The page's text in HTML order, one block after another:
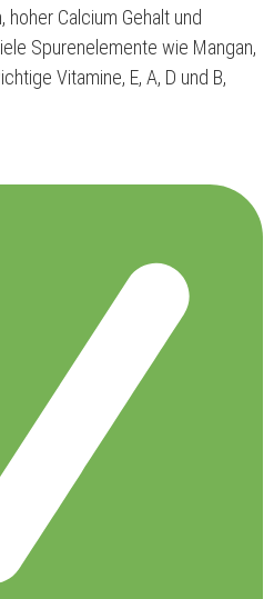
hoher Calcium Gehalt und
Spurenelemente wie Mangan,
Vitamine, E, A, D und B,